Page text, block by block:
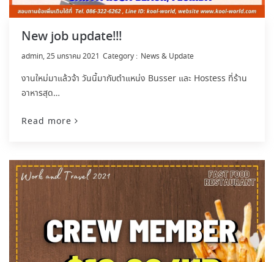
New job update!!!
by
admin 25 มกราคม 2021 News & Update
งานใหม่มาแล้วจ้า วันนี้มากับตำแหน่ง Busser และ Hostess ที่ร้าน
อาหารสุด…
Read more